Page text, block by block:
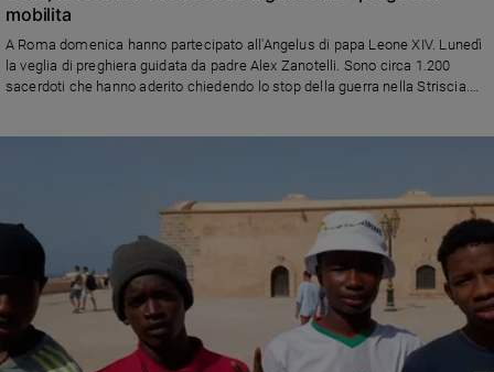
Chiesa
Chiesa
e
Parola
del
giorno
Santo
mobilita
A Roma domenica hanno partecipato all'Angelus di papa Leone XIV. Lunedì
la veglia di preghiera guidata da padre Alex Zanotelli. Sono circa 1.200
sacerdoti che hanno aderito chiedendo lo stop della guerra nella Striscia.